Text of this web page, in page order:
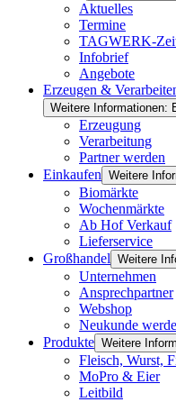
Aktuelles
Termine
TAGWERK-
Infobrief
Angebote
Erzeugen &
Weitere Informationen:
Erzeugung
Verarbeitung
Partner werden
Einkaufen Weitere
Biomärkte
Wochenmärkte
Ab Hof Verkauf
Lieferservice
Großhandel Weitere
Unternehmen
Ansprechpartner
Webshop
Neukunde
Produkte Weitere
Fleisch, Wurst,
MoPro & Eier
Leitbild